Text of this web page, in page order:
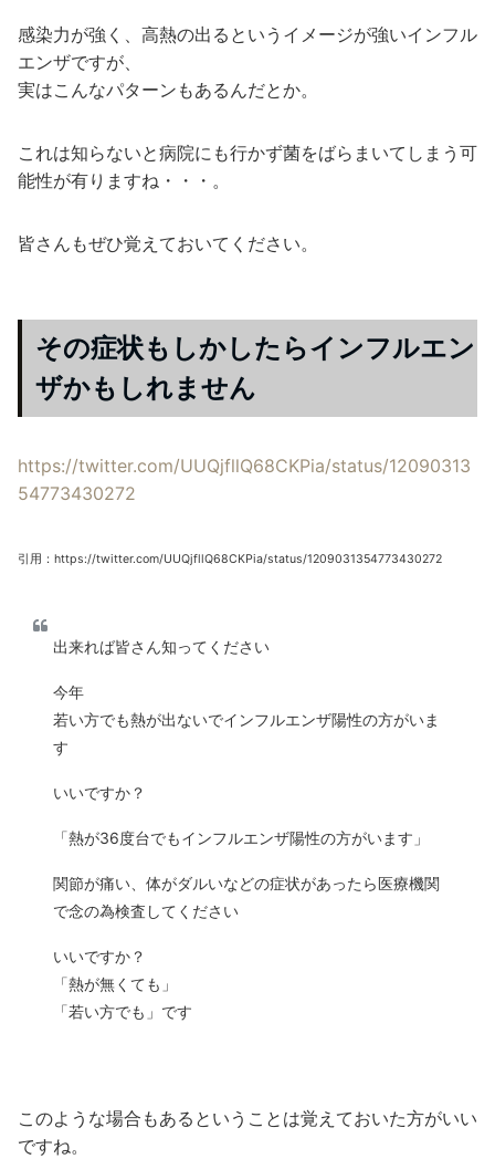
感染力が強く、高熱の出るというイメージが強いインフル
エンザですが、
実はこんなパターンもあるんだとか。
これは知らないと病院にも行かず菌をばらまいてしまう可
能性が有りますね・・・。
皆さんもぜひ覚えておいてください。
その症状もしかしたらインフルエン
ザかもしれません
https://twitter.com/UUQjfllQ68CKPia/status/12090313
54773430272
引用：https://twitter.com/UUQjfllQ68CKPia/status/1209031354773430272
出来れば皆さん知ってください
今年
若い方でも熱が出ないでインフルエンザ陽性の方がいま
す
いいですか？
「熱が36度台でもインフルエンザ陽性の方がいます」
関節が痛い、体がダルいなどの症状があったら医療機関
で念の為検査してください
いいですか？
「熱が無くても」
「若い方でも」です
このような場合もあるということは覚えておいた方がいい
ですね。